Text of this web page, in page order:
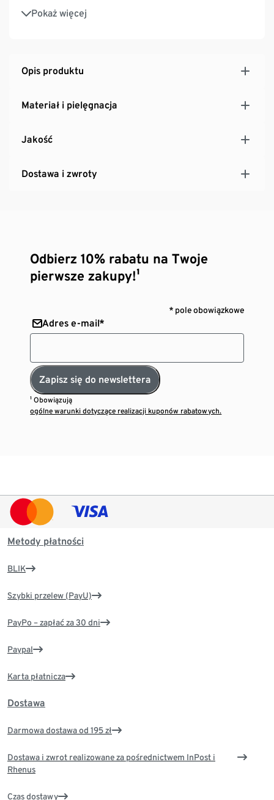
Pokaż więcej
Legginsy o wąskim, dopasowanym kroju
Legginsy z elastanem: odporne na deformacje,
Legginsy bez uwierających szwów bocznych
Opis produktu
Materiał i pielęgnacja
Jakość
Dostawa i zwroty
Odbierz 10% rabatu na Twoje
pierwsze zakupy!¹
* pole obowiązkowe
Adres e-mail*
Zapisz się do newslettera
¹ Obowiązują
ogólne warunki dotyczące realizacji kuponów rabatowych.
Metody płatności
BLIK
Szybki przelew (PayU)
PayPo – zapłać za 30 dni
Paypal
Karta płatnicza
Dostawa
Darmowa dostawa od 195 zł
Dostawa i zwrot realizowane za pośrednictwem InPost i
Rhenus
Czas dostawy